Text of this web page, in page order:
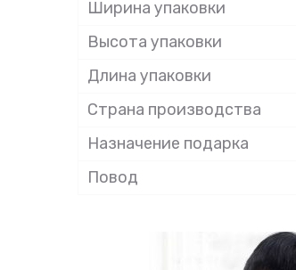
Ширина упаковки
Высота упаковки
Длина упаковки
Страна производства
Назначение подарка
Повод